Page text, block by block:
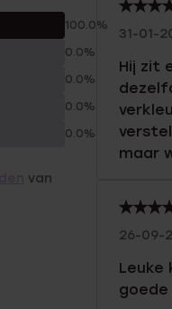
100.0%
0.0%
0.0%
0.0%
0.0%
van
31-01-
Hij zit
maar
26-09-
Leuke
goede